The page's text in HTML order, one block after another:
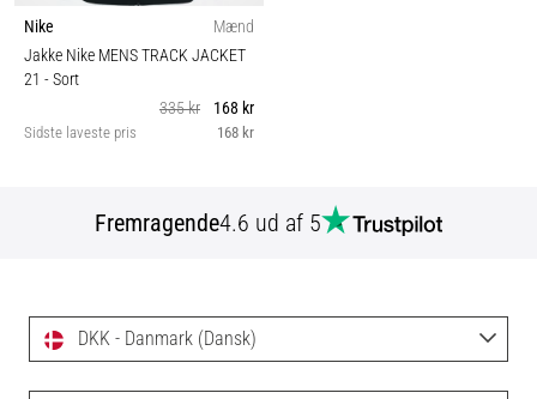
Nike
Mænd
Jakke Nike MENS TRACK JACKET
21 - Sort
335 kr
168 kr
Sidste laveste pris 168 kr
Fremragende4.6 ud af 5
DKK - Danmark (Dansk)